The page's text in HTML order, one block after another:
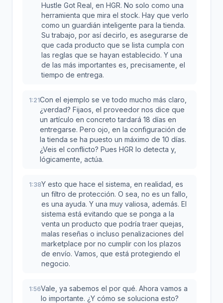
Hustle Got Real, en HGR. No solo como una
herramienta que mira el stock. Hay que verlo
como un guardián inteligente para la tienda.
Su trabajo, por así decirlo, es asegurarse de
que cada producto que se lista cumpla con
las reglas que se hayan establecido. Y una
de las más importantes es, precisamente, el
tiempo de entrega.
1:21Con el ejemplo se ve todo mucho más claro,
¿verdad? Fijaos, el proveedor nos dice que
un artículo en concreto tardará 18 días en
entregarse. Pero ojo, en la configuración de
la tienda se ha puesto un máximo de 10 días.
¿Veis el conflicto? Pues HGR lo detecta y,
lógicamente, actúa.
1:38Y esto que hace el sistema, en realidad, es
un filtro de protección. O sea, no es un fallo,
es una ayuda. Y una muy valiosa, además. El
sistema está evitando que se ponga a la
venta un producto que podría traer quejas,
malas reseñas o incluso penalizaciones del
marketplace por no cumplir con los plazos
de envío. Vamos, que está protegiendo el
negocio.
1:56Vale, ya sabemos el por qué. Ahora vamos a
lo importante. ¿Y cómo se soluciona esto?